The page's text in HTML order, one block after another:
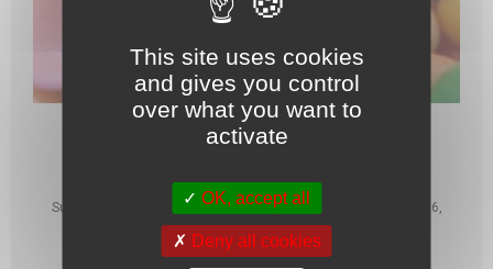
BILLE DE CHEWING GUM GÉANTE X100GRS
Sucre, sirop de glucose, gomme base, aromes, acidifiant : E296,
humectant : E422, antiaggloméra ...
This site uses cookies
and gives you control
over what you want to
activate
OK, accept all
Deny all cookies